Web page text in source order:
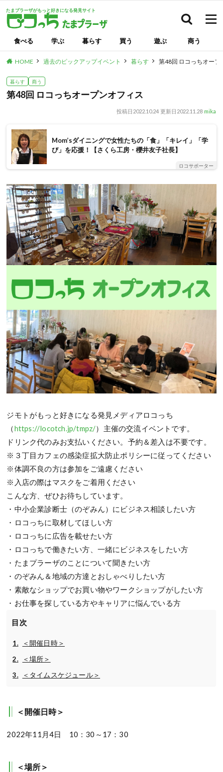
たまプラーザがもっと好きになる発見サイト
食べる 学ぶ 暮らす 買う 遊ぶ 商う
HOME 過去のピックアップイベント 暮らす 第48回 ロコっちオープ
暮らす 商う
第48回 ロコっちオープンオフィス
投稿日 2022.10.24 更新日 2022.11.28 mika
Mom’sダイニングで女性たちの「食」「キレイ」「学
び」を応援！【さくら工房・櫻井友子社長】
ロコサポーター
ジモトがもっと好きになる発見メディアロコっち
（https://locotch.jp/tmpz/）主催の交流イベントです。
ドリンク代のみお支払いください。予約＆差入は不要です。
※３丁目カフェの感染症拡大防止ポリシーに従ってください
※体調不良の方は参加をご遠慮ください
※入店の際はマスクをご着用ください
こんな方、ぜひお待ちしています。
・中小企業診断士（のぞみん）にビジネス相談したい方
・ロコっちに取材してほしい方
・ロコっちに広告を載せたい方
・ロコっちで働きたい方、一緒にビジネスをしたい方
・たまプラーザのことについて聞きたい方
・のぞみん＆地域の方達とおしゃべりしたい方
・素敵なショップでお買い物やワークショップがしたい方
・お仕事を探している方やキャリアに悩んでいる方
目次
＜開催日時＞
＜場所＞
＜タイムスケジュール＞
＜開催日時＞
2022年11月4日 10：30～17：30
＜場所＞